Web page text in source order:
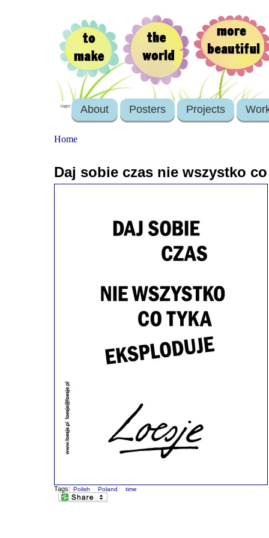
login About Posters Projects
Home
Daj sobie czas nie wszystko
Tags: Polish Poland time